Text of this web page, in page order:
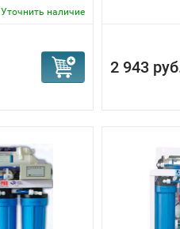
Уточнить наличие
2 943